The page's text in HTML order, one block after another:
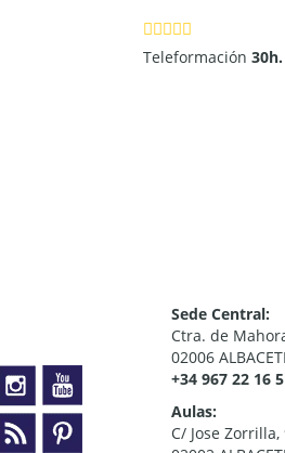
Teleformación 30h.
Sede Central:
Ctra. de
02006
+34 967 22 16
Aulas:
C/ Jose Zorrilla,